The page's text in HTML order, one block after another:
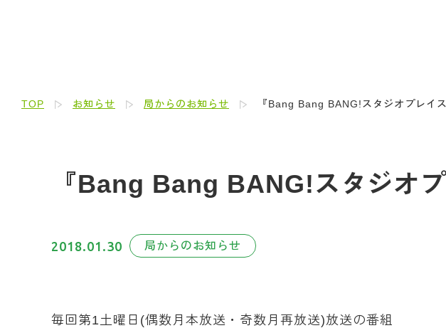
TOP お知らせ 局からのお知らせ 『Bang Bang BANG!スタジオプレイ
『Bang Bang BANG!スタジオ
2018.01.30 局からのお知らせ
毎回第1土曜日(偶数月本放送・奇数月再放送)放送の番組